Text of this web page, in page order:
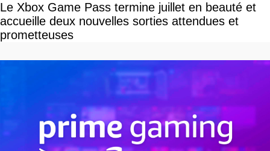
Le Xbox Game Pass termine juillet en beauté et
accueille deux nouvelles sorties attendues et
prometteuses